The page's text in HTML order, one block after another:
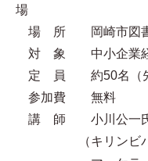
場
場 所 岡崎市図書
対 象 中小企業経
定 員 約50名（先
参加費 無料
講 師 小川公一
（キリンビバレ